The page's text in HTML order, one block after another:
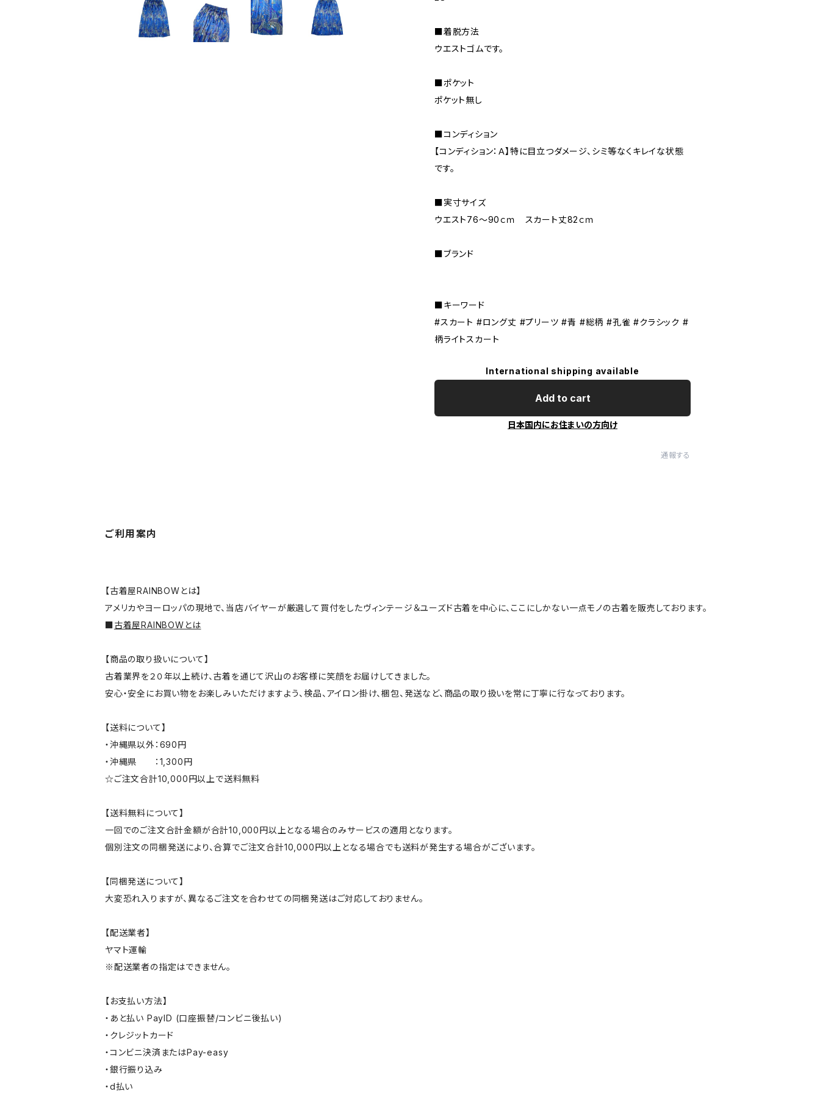
■着脱方法
ウエストゴムです。
■ポケット
ポケット無し
■コンディション
【コンディション：Ａ】特に目立つダメージ、シミ等なくキレイな状態
です。
■実寸サイズ
ウエスト76～90ｃｍ スカート丈82ｃｍ
■ブランド
■キーワード
#スカート #ロング丈 #プリーツ #青 #総柄 #孔雀 #クラシック #
柄ライトスカート
International shipping available
Add to cart
日本国内にお住まいの方向け
通報する
ご利用案内
【古着屋RAINBOWとは】
アメリカやヨーロッパの現地で、当店バイヤーが厳選して買付をしたヴィンテージ＆ユーズド古着を中心に、ここにしかない一点モノの古着を販売しております。
■古着屋RAINBOWとは
【商品の取り扱いについて】
古着業界を２０年以上続け、古着を通じて沢山のお客様に笑顔をお届けしてきました。
安心・安全にお買い物をお楽しみいただけますよう、検品、アイロン掛け、梱包、発送など、商品の取り扱いを常に丁寧に行なっております。
【送料について】
・沖縄県以外：690円
・沖縄県 ：1,300円
☆ご注文合計10,000円以上で送料無料
【送料無料について】
一回でのご注文合計金額が合計10,000円以上となる場合のみサービスの適用となります。
個別注文の同梱発送により、合算でご注文合計10,000円以上となる場合でも送料が発生する場合がございます。
【同梱発送について】
大変恐れ入りますが、異なるご注文を合わせての同梱発送はご対応しておりません。
【配送業者】
ヤマト運輸
※配送業者の指定はできません。
【お支払い方法】
・あと払い PayID (口座振替/コンビニ後払い)
・クレジットカード
・コンビニ決済またはPay-easy
・銀行振り込み
・d払い